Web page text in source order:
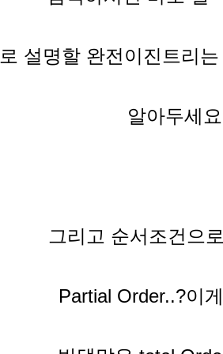
설명할 완전이진트리
알아두세
그리고 순서조건으
Partial Order..?이